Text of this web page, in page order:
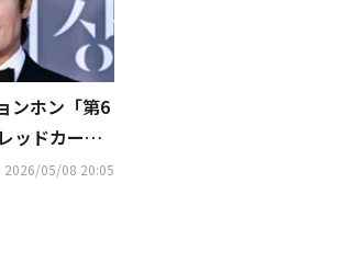
ンホン「第6
ッドカーペ
2026/05/08 20:05